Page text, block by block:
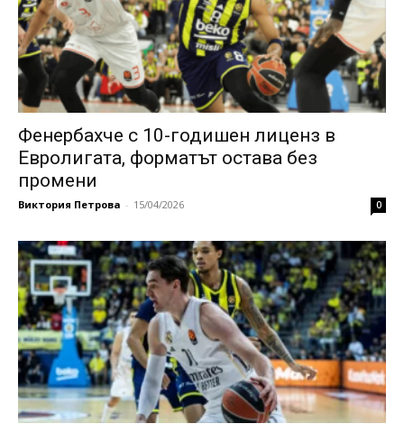
Фенербахче с 10-годишен лиценз в
Евролигата, форматът остава без
промени
Виктория Петрова - 15/04/2026 0